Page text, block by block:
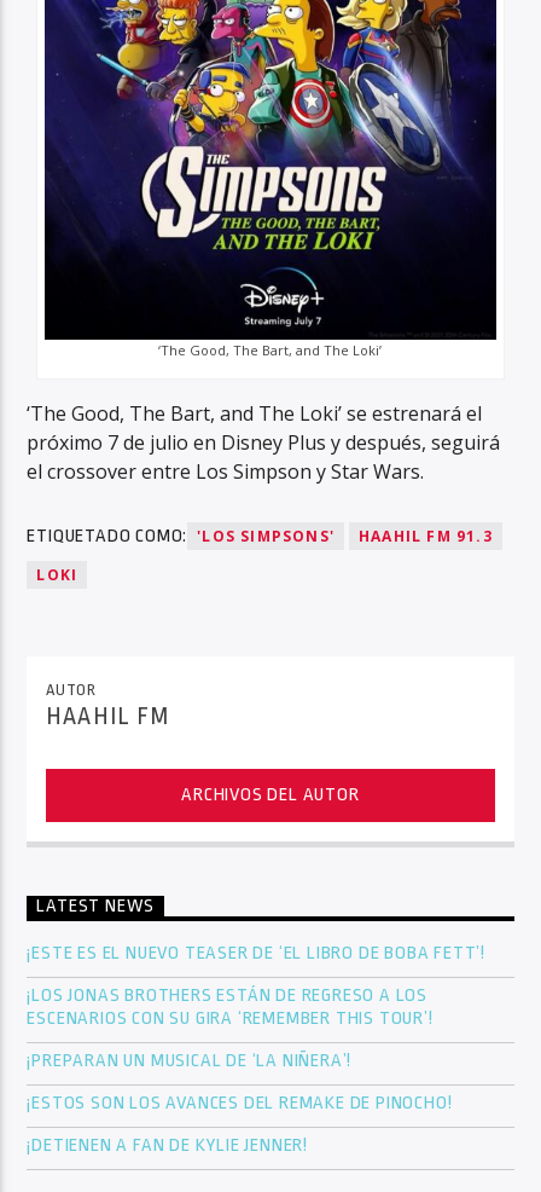
‘The Good, The Bart, and The Loki’
‘The Good, The Bart, and The Loki’ se estrenará el
próximo 7 de julio en Disney Plus y después, seguirá
el crossover entre Los Simpson y Star Wars.
ETIQUETADO COMO: 'LOS SIMPSONS'
HAAHIL FM 91.3
LOKI
AUTOR
HAAHIL FM
ARCHIVOS DEL AUTOR
LATEST NEWS
¡ESTE ES EL NUEVO TEASER DE ‘EL LIBRO DE BOBA FETT’!
¡LOS JONAS BROTHERS ESTÁN DE REGRESO A LOS
ESCENARIOS CON SU GIRA ‘REMEMBER THIS TOUR’!
¡PREPARAN UN MUSICAL DE ‘LA NIÑERA’!
¡ESTOS SON LOS AVANCES DEL REMAKE DE PINOCHO!
¡DETIENEN A FAN DE KYLIE JENNER!